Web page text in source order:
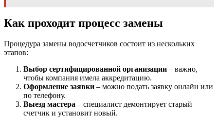
Как проходит процесс замены
Процедура замены водосчетчиков состоит из нескольких
этапов:
Выбор сертифицированной организации – важно,
чтобы компания имела аккредитацию.
Оформление заявки – можно подать заявку онлайн или
по телефону.
Выезд мастера – специалист демонтирует старый
счетчик и установит новый.